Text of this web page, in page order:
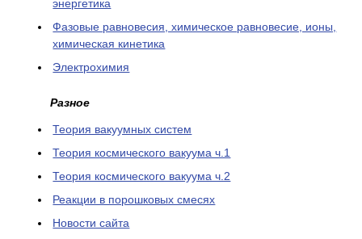
энергетика
Фазовые равновесия, химическое равновесие, ионы,
химическая кинетика
Электрохимия
Разное
Теория вакуумных систем
Теория космического вакуума ч.1
Теория космического вакуума ч.2
Реакции в порошковых смесях
Новости сайта